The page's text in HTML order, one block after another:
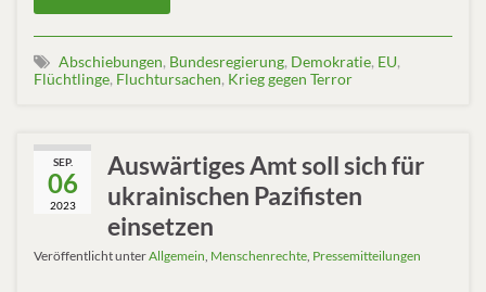
Abschiebungen, Bundesregierung, Demokratie, EU,
Flüchtlinge, Fluchtursachen, Krieg gegen Terror
SEP.
06
2023
Auswärtiges Amt soll sich für
ukrainischen Pazifisten
einsetzen
Veröffentlicht unterAllgemein Menschenrechte Pressemitteilungen